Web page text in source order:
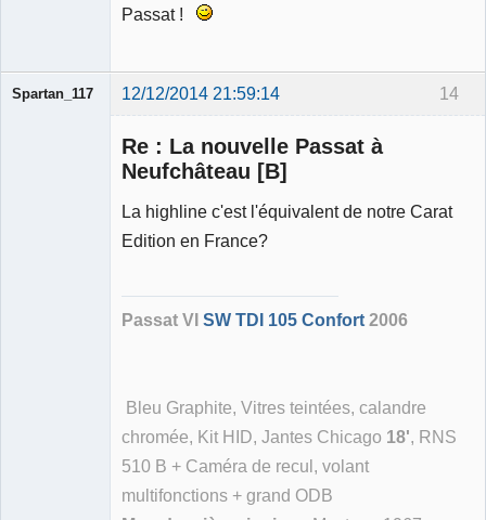
Passat !
14
Spartan_117 12/12/2014 21:59:14
Re : La nouvelle Passat à
Neufchâteau [B]
La highline c'est l'équivalent de notre Carat
Edition en France?
Passat VI SW TDI 105 Confort 2006
Bleu Graphite, Vitres teintées, calandre
chromée, Kit HID, Jantes Chicago 18', RNS
510 B + Caméra de recul, volant
multifonctions + grand ODB